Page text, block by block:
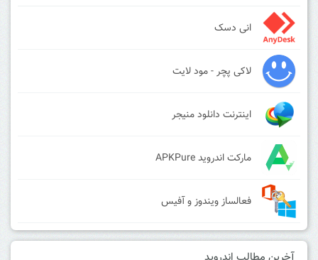
انی دسک
لاکی پچر - مود لایت
اینترنت دانلود منیجر
مارکت اندروید APKPure
فعالساز ویندوز و آفیس